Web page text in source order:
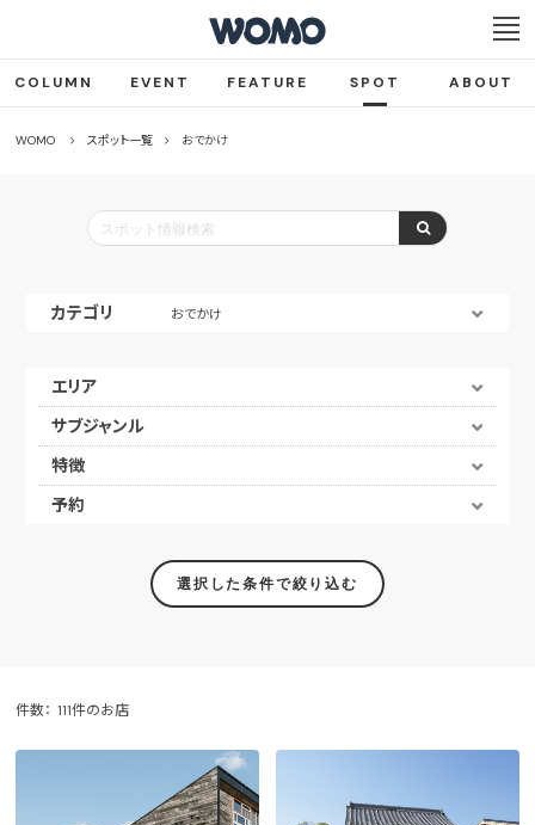
COLUMN EVENT FEATURE SPOT ABOUT
WOMO スポット一覧 おでかけ
カテゴリ おでかけ
エリア
サブジャンル
特徴
予約
選択した条件で絞り込む
件数： 111件のお店